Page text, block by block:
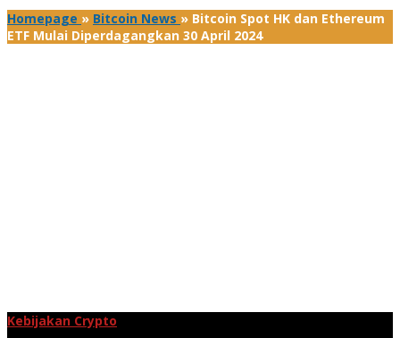
Homepage » Bitcoin News » Bitcoin Spot HK dan Ethereum
ETF Mulai Diperdagangkan 30 April 2024
Kebijakan Crypto